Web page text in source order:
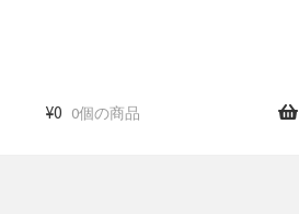
¥0 0個の商品